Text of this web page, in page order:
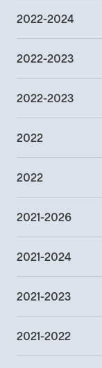
2022-2024
2022-2023
2022-2023
2022
2022
2021-2026
2021-2024
2021-2023
2021-2022